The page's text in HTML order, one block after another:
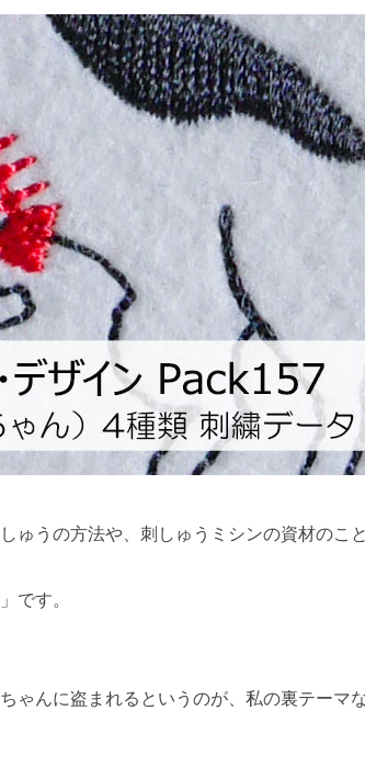
ゅうの方法や、刺しゅうミシンの資材のこと
です。
ゃんに盗まれるというのが、私の裏テーマ